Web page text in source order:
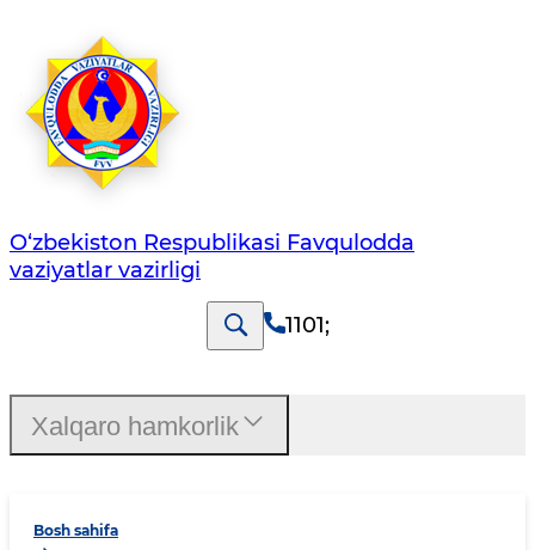
O‘zbеkistоn Rеspublikаsi Favqulodda
vaziyatlar vazirligi
1101;
Bosh sahifa
Xalqaro hamkorlik